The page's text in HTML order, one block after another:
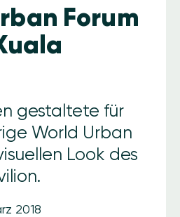
Forum
gestaltete für
World Urban
Look des
2018